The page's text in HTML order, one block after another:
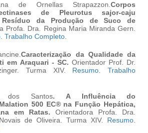
de Ornellas Strapazzon.Corpos
de Pleurotus sajor-caju
Resíduo da Produção de Suco de
Profa. Dra. Regina Maria Miranda Gern.
. Trabalho Completo.
Caracterização da Qualidade da
em Araquari - SC. Orientador Prof. Dr.
Turma XIV. Resumo.Trabalho
dos Santos. A Influência do
500 EC® na Função Hepática,
em Ratas. Orientadora
Profa. Dra.
de Oliveira. Turma XIV. Resumo.